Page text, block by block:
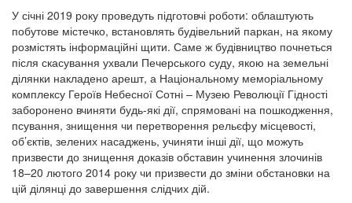
У січні 2019 року проведуть підготовчі роботи: облаштують
побутове містечко, встановлять будівельний паркан, на якому
розмістять інформаційні щити. Саме ж будівництво почнеться
після скасування ухвали Печерського суду, якою на земельні
ділянки накладено арешт, а Національному меморіальному
комплексу Героїв Небесної Сотні – Музею Революції Гідності
заборонено вчиняти будь-які дії, спрямовані на пошкодження,
псування, знищення чи перетворення рельєфу місцевості,
об’єктів, зелених насаджень, учиняти інші дії, що можуть
призвести до знищення доказів обставин учинення злочинів
18–20 лютого 2014 року чи призвести до зміни обстановки на
цій ділянці до завершення слідчих дій.